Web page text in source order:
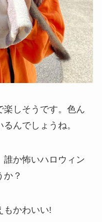
楽しそうです。色ん
んでしょうね。
誰か怖いハロウィン
？
もかわいい!